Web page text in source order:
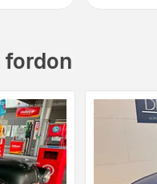
fordon